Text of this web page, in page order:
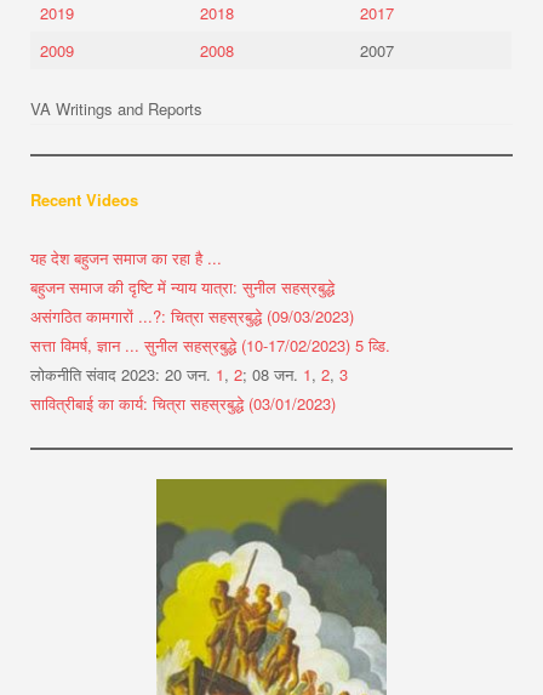
2019
2018
2017
2009
2008 2007
VA Writings and Reports
Recent Videos
यह देश बहुजन समाज का रहा है ...
बहुजन समाज की दृष्टि में न्याय यात्रा: सुनील सहस्रबुद्धे
असंगठित कामगारों ...?: चित्रा सहस्रबुद्धे (09/03/2023)
सत्ता विमर्ष, ज्ञान ... सुनील सहस्रबुद्धे (10-17/02/2023) 5 व्डि.
लोकनीति संवाद 2023: 20 जन. 1, 2; 08 जन. 1, 2, 3
सावित्रीबाई का कार्य: चित्रा सहस्रबुद्धे (03/01/2023)